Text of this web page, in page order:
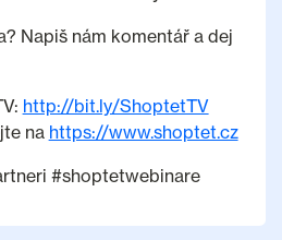
Napiš nám komentář a dej
http://bit.ly/ShoptetTV
na https://www.shoptet.cz
#shoptetwebinare